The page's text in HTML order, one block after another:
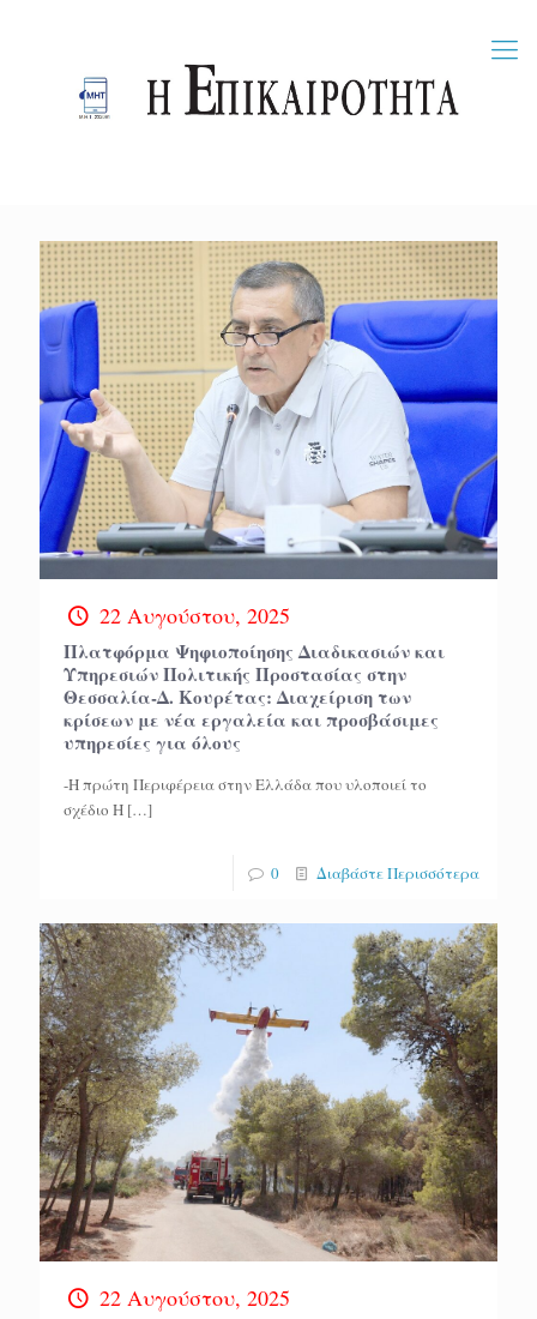
22 Αυγούστου, 2025
Πλατφόρμα Ψηφιοποίησης Διαδικασιών και
Υπηρεσιών Πολιτικής Προστασίας στην
Θεσσαλία-Δ. Κουρέτας: Διαχείριση των
κρίσεων με νέα εργαλεία και προσβάσιμες
υπηρεσίες για όλους
-Η πρώτη Περιφέρεια στην Ελλάδα που υλοποιεί το
σχέδιο Η […]
0 Διαβάστε Περισσότερα
22 Αυγούστου, 2025